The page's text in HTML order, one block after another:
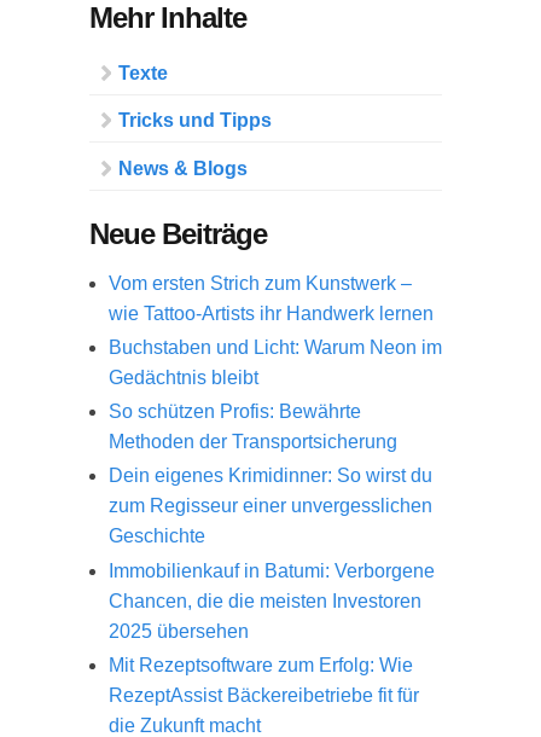
Mehr Inhalte
Texte
Tricks und Tipps
News & Blogs
Neue Beiträge
Vom ersten Strich zum Kunstwerk –
wie Tattoo-Artists ihr Handwerk lernen
Buchstaben und Licht: Warum Neon im
Gedächtnis bleibt
So schützen Profis: Bewährte
Methoden der Transportsicherung
Dein eigenes Krimidinner: So wirst du
zum Regisseur einer unvergesslichen
Geschichte
Immobilienkauf in Batumi: Verborgene
Chancen, die die meisten Investoren
2025 übersehen
Mit Rezeptsoftware zum Erfolg: Wie
RezeptAssist Bäckereibetriebe fit für
die Zukunft macht